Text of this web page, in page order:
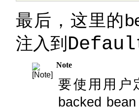
最后，这里的
注入到
Note
要使用用户
backed